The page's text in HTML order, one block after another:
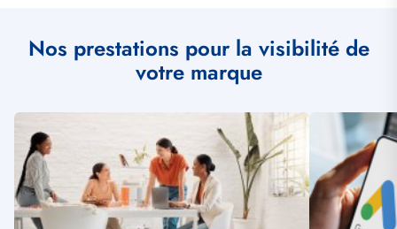
Nos prestations pour la visibilité de
votre marque
Illustration
vignette
Illustration
vignette